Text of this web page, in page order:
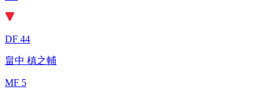
DF 44
畠中 槙之輔
MF 5